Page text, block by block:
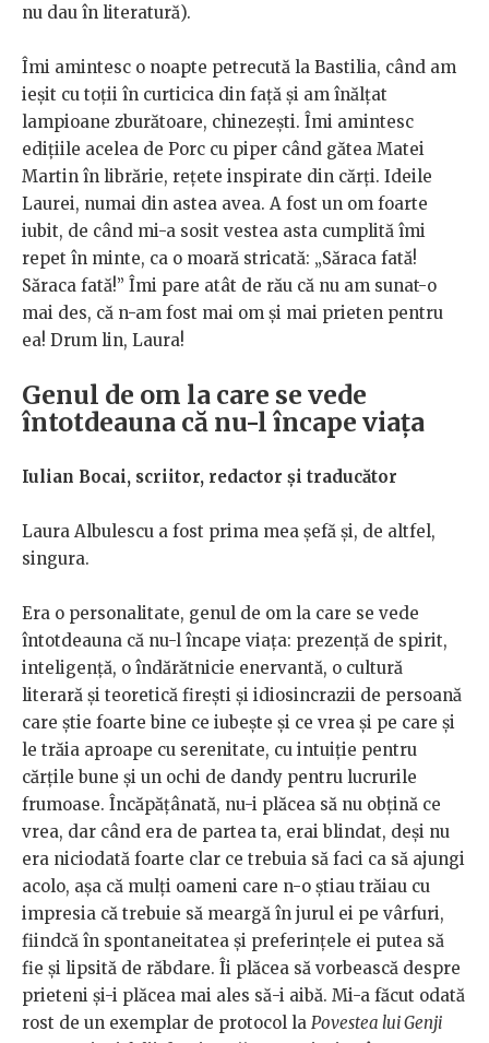
nu dau în literatură).
Îmi amintesc o noapte petrecută la Bastilia, când am
ieșit cu toții în curticica din față și am înălțat
lampioane zburătoare, chinezești. Îmi amintesc
edițiile acelea de Porc cu piper când gătea Matei
Martin în librărie, rețete inspirate din cărți. Ideile
Laurei, numai din astea avea. A fost un om foarte
iubit, de când mi-a sosit vestea asta cumplită îmi
repet în minte, ca o moară stricată: „Săraca fată!
Săraca fată!” Îmi pare atât de rău că nu am sunat-o
mai des, că n-am fost mai om și mai prieten pentru
ea! Drum lin, Laura!
Genul de om la care se vede
întotdeauna că nu-l încape viața
Iulian Bocai, scriitor, redactor și traducător
Laura Albulescu a fost prima mea șefă și, de altfel,
singura.
Era o personalitate, genul de om la care se vede
întotdeauna că nu-l încape viața: prezență de spirit,
inteligență, o îndărătnicie enervantă, o cultură
literară și teoretică firești și idiosincrazii de persoană
care știe foarte bine ce iubește și ce vrea și pe care și
le trăia aproape cu serenitate, cu intuiție pentru
cărțile bune și un ochi de dandy pentru lucrurile
frumoase. Încăpățânată, nu-i plăcea să nu obțină ce
vrea, dar când era de partea ta, erai blindat, deși nu
era niciodată foarte clar ce trebuia să faci ca să ajungi
acolo, așa că mulți oameni care n-o știau trăiau cu
impresia că trebuie să meargă în jurul ei pe vârfuri,
fiindcă în spontaneitatea și preferințele ei putea să
fie și lipsită de răbdare. Îi plăcea să vorbească despre
prieteni și-i plăcea mai ales să-i aibă. Mi-a făcut odată
rost de un exemplar de protocol la Povestea lui Genji